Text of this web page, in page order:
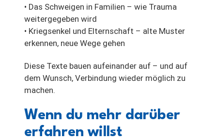
• Das Schweigen in Familien – wie Trauma
weitergegeben wird
• Kriegsenkel und Elternschaft – alte Muster
erkennen, neue Wege gehen
Diese Texte bauen aufeinander auf – und auf
dem Wunsch, Verbindung wieder möglich zu
machen.
Wenn du mehr darüber
erfahren willst